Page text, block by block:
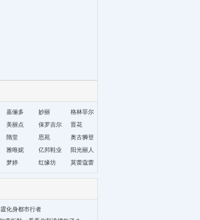
嘉俪多 妙丽
格林菲尔
美丽点 保罗吉尔
晋花
隋堂 思苑
奥古狮登
雅唯妮 亿邦鞋业
阳光丽人
梦婷 红缘坊 莫蕾蔻蕾
化身都市行者